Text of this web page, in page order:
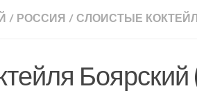
/ РОССИЯ / СЛОИСТЫЕ
Боярский